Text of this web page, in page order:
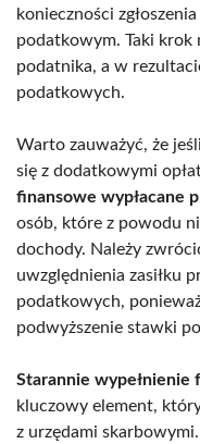
konieczności
podatkowym. Taki krok
podatnika, a w
podatkowych.
Warto zauważyć, że
się z dodatkowymi
finansowe wypłacane
osób, które z powodu
dochody. Należy
uwzględnienia zasiłku
podatkowych,
podwyższenie stawki
Starannie wypełnienie
kluczowy element,
z urzędami